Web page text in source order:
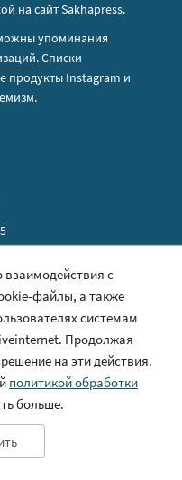
на сайт Sakhapress.
упоминания
. Списки
продукты Instagram и
данных
взаимодействия с
файлы, а также
системам
Продолжая
на эти действия.
политикой обработки
больше.